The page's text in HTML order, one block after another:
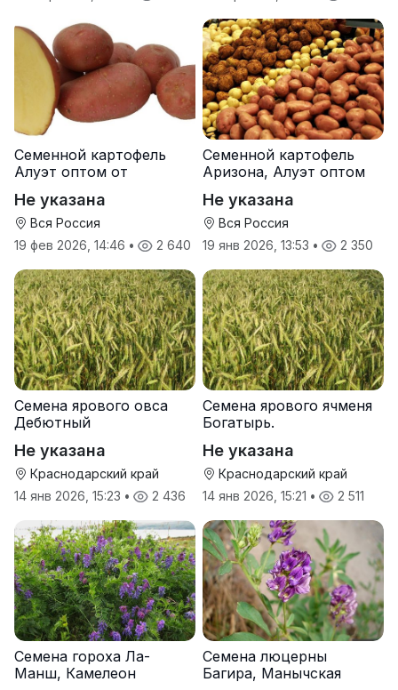
Семенной картофель
Алуэт оптом от
Не указана
Вся Россия
19 фев 2026, 14:46 • 2 640
Семенной картофель
Аризона, Алуэт оптом
Не указана
Вся Россия
19 янв 2026, 13:53 • 2 350
Семена ярового овса
Дебютный
Не указана
Краснодарский край
14 янв 2026, 15:23 • 2 436
Семена ярового ячменя
Богатырь.
Не указана
Краснодарский край
14 янв 2026, 15:21 • 2 511
Семена гороха Ла-
Манш, Камелеон
Семена люцерны
Багира, Манычская